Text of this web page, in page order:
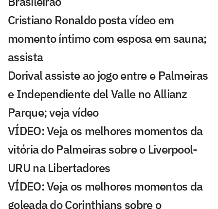
Cristiano Ronaldo posta vídeo em
momento íntimo com esposa em sauna;
assista
Dorival assiste ao jogo entre e Palmeiras
e Independiente del Valle no Allianz
Parque; veja vídeo
VÍDEO: Veja os melhores momentos da
vitória do Palmeiras sobre o Liverpool-
URU na Libertadores
VÍDEO: Veja os melhores momentos da
goleada do Corinthians sobre o